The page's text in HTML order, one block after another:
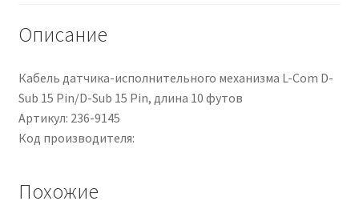
Pin,
lungh.
Описание
Кабель датчика-исполнительного механизма L-Com D-
Sub 15 Pin/D-Sub 15 Pin, длина 10 футов
Артикул: 236-9145
Код производителя:
Похожие